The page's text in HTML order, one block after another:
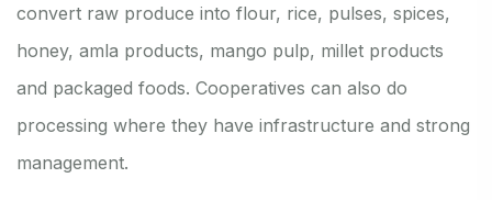
convert raw produce into flour, rice, pulses, spices,
honey, amla products, mango pulp, millet products
and packaged foods. Cooperatives can also do
processing where they have infrastructure and strong
management.